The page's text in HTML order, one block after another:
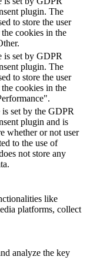
plugin. The
to store the user
cookies in the
is set by GDPR
plugin. The
to store the user
cookies in the
set by the GDPR
plugin and is
whether or not user
to the use of
not store any
like
platforms, collect
analyze the key